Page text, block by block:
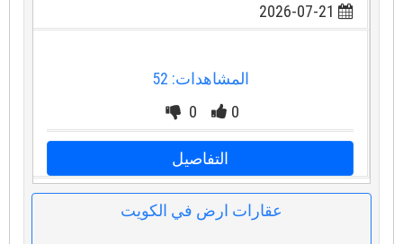
2026-07-21
المشاهدات: 52
0
0
التفاصيل
عقارات ارض في الكويت